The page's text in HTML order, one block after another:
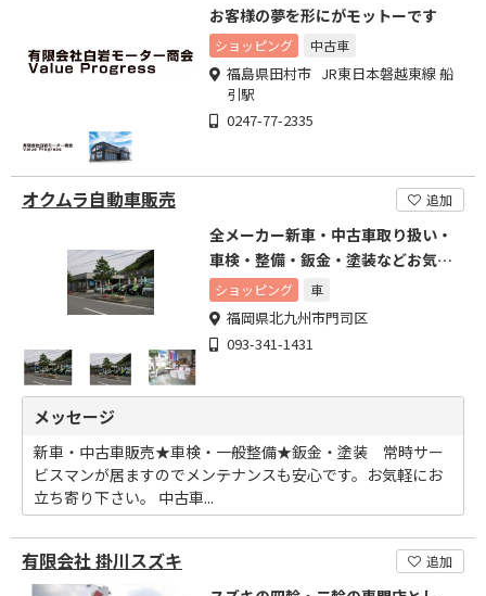
お客様の夢を形にがモットーです
ショッピング 中古車
福島県田村市 JR東日本磐越東線 船
引駅
0247-77-2335
オクムラ自動車販売 追加
全メーカー新車・中古車取り扱い・
車検・整備・鈑金・塗装などお気軽
にショッピング 車
福岡県北九州市門司区
093-341-1431
メッセージ
新車・中古車販売★車検・一般整備★鈑金・塗装 常時サー
ビスマンが居ますのでメンテナンスも安心です。お気軽にお
立ち寄り下さい。 中古車...
有限会社 掛川スズキ 追加